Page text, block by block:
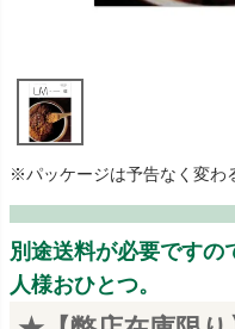
※パッケージは予告なく変わ
別途送料が必要ですの
人様おひとつ。